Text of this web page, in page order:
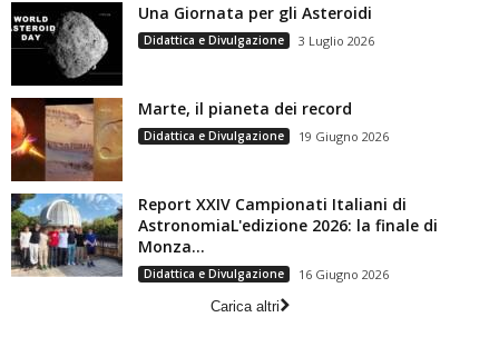
Una Giornata per gli Asteroidi
Didattica e Divulgazione 3 Luglio 2026
Marte, il pianeta dei record
Didattica e Divulgazione 19 Giugno 2026
Report XXIV Campionati Italiani di
AstronomiaL'edizione 2026: la finale di
Monza...
Didattica e Divulgazione
16 Giugno 2026
Carica altri